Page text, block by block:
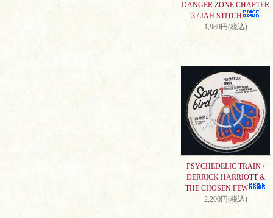
DANGER ZONE CHAPTER
3 / JAH STITCH
1,980円(税込)
PSYCHEDELIC TRAIN /
DERRICK HARRIOTT &
THE CHOSEN FEW
2,200円(税込)